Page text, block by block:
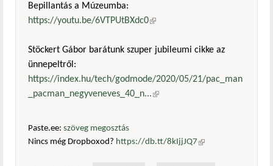
Bepillantás a Múzeumba:
https://youtu.be/6VTPUtBXdc0(külső hivatkozás)
Stöckert Gábor barátunk szuper jubileumi cikke az
ünnepeltről:
https://index.hu/tech/godmode/2020/05/21/pac_man
_pacman_negyveneves_40_n...(külső hivatkozás)
Paste.ee: szöveg megosztás
Nincs még Dropboxod? https://db.tt/8kIjjJQ7 (külső